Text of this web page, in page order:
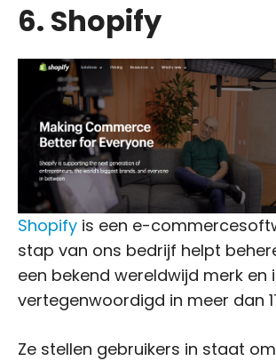
6. Shopify
Shopify is een e-
stap van ons bedrijf helpt
een bekend wereldwijd merk en
vertegenwoordigd in meer dan
Ze stellen gebruikers in staat